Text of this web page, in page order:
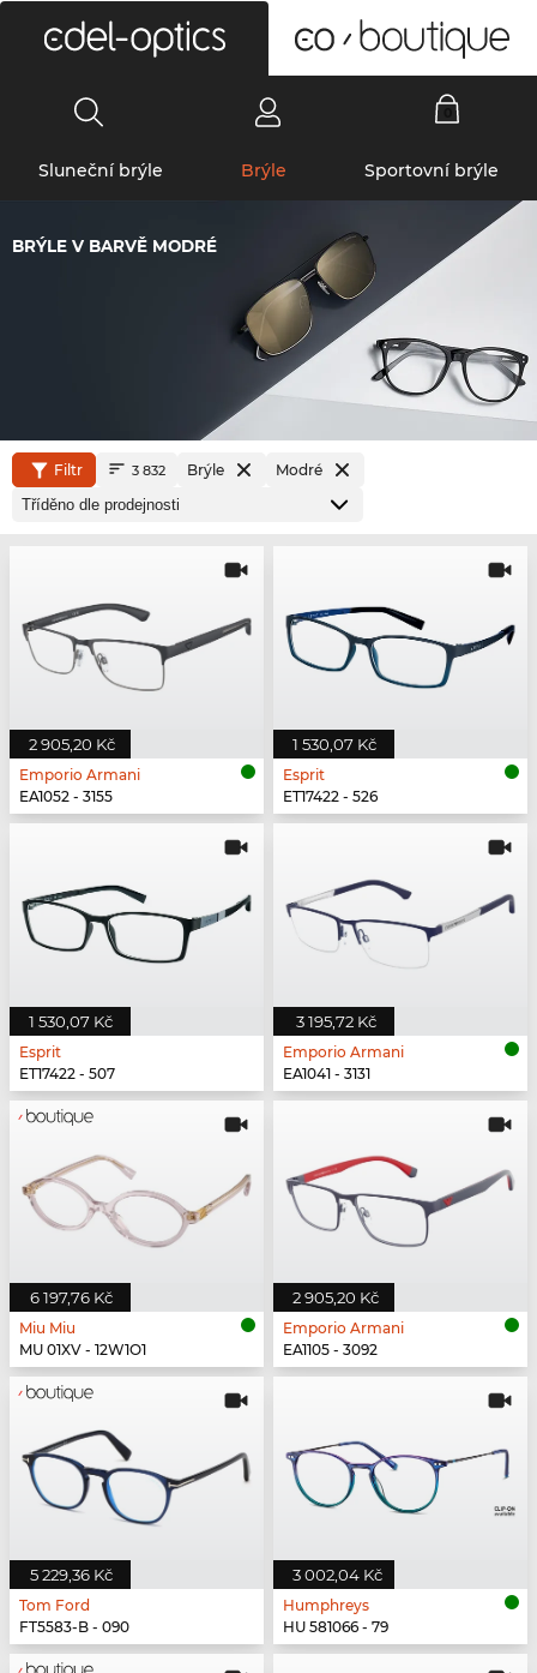
Sluneční brýle Brýle Sportovní brýle
BRÝLE V BARVĚ MODRÉ
Filtr 3 832 Brýle Modré
2 905,20 Kč
Emporio Armani
EA1052 - 3155
1 530,07 Kč
Esprit
ET17422 - 526
1 530,07 Kč
Esprit
ET17422 - 507
3 195,72 Kč
Emporio Armani
EA1041 - 3131
6 197,76 Kč
Miu Miu
MU 01XV - 12W1O1
2 905,20 Kč
Emporio Armani
EA1105 - 3092
5 229,36 Kč
Tom Ford
FT5583-B - 090
3 002,04 Kč
Humphreys
HU 581066 - 79